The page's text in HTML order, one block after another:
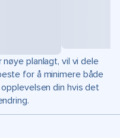
planlagt, vil vi dele
for å minimere både
din hvis det